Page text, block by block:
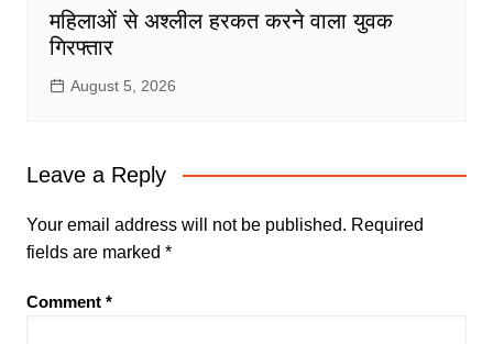
महिलाओं से अश्लील हरकत करने वाला युवक
गिरफ्तार
August 5, 2026
Leave a Reply
Your email address will not be published. Required
fields are marked *
Comment *